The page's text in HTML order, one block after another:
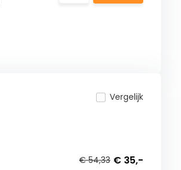
Vergelijk
€ 54,33 € 35,-